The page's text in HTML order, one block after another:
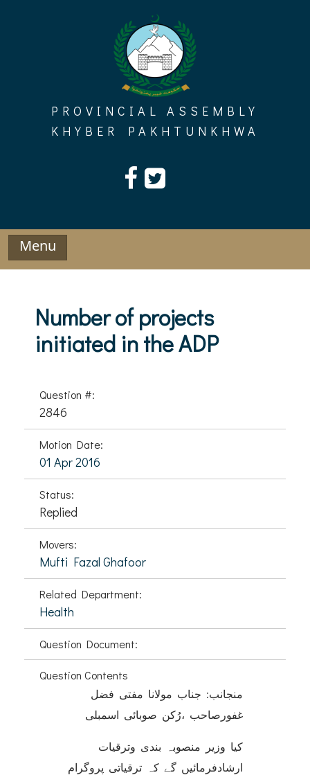
PROVINCIAL ASSEMBLY
KHYBER PAKHTUNKHWA
Menu
Number of projects
initiated in the ADP
Question #:
2846
Motion Date:
01 Apr 2016
Status:
Replied
Movers:
Mufti Fazal Ghafoor
Related Department:
Health
Question Document:
Question Contents
منجانب: جناب مولانا مفتی فضل
غفورصاحب ،رُکن صوبائی اسمبلی
کیا وزیر منصوبہ بندی وترقیات
ارشادفرمائیں گے کہ ترقیاتی پروگرام